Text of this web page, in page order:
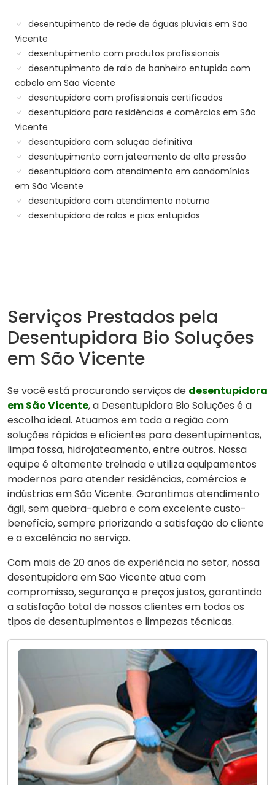
desentupimento de rede de águas pluviais em São
Vicente
desentupimento com produtos profissionais
desentupimento de ralo de banheiro entupido com
cabelo em São Vicente
desentupidora com profissionais certificados
desentupidora para residências e comércios em São
Vicente
desentupidora com solução definitiva
desentupimento com jateamento de alta pressão
desentupidora com atendimento em condomínios
em São Vicente
desentupidora com atendimento noturno
desentupidora de ralos e pias entupidas
Serviços Prestados pela
Desentupidora Bio Soluções
em São Vicente
Se você está procurando serviços de desentupidora
em São Vicente, a Desentupidora Bio Soluções é a
escolha ideal. Atuamos em toda a região com
soluções rápidas e eficientes para desentupimentos,
limpa fossa, hidrojateamento, entre outros. Nossa
equipe é altamente treinada e utiliza equipamentos
modernos para atender residências, comércios e
indústrias em São Vicente. Garantimos atendimento
ágil, sem quebra-quebra e com excelente custo-
benefício, sempre priorizando a satisfação do cliente
e a excelência no serviço.
Com mais de 20 anos de experiência no setor, nossa
desentupidora em São Vicente atua com
compromisso, segurança e preços justos, garantindo
a satisfação total de nossos clientes em todos os
tipos de desentupimentos e limpezas técnicas.